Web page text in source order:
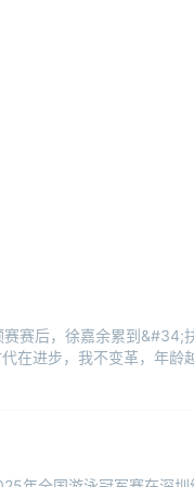
赛后，徐嘉余累到&#34;
在进步，我不变革，年龄